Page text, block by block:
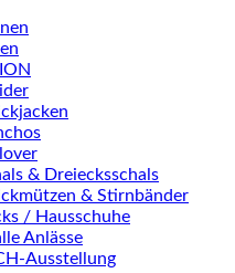
& Dreiecksschals
& Stirnbänder
/ Hausschuhe
Anlässe
Ausstellung